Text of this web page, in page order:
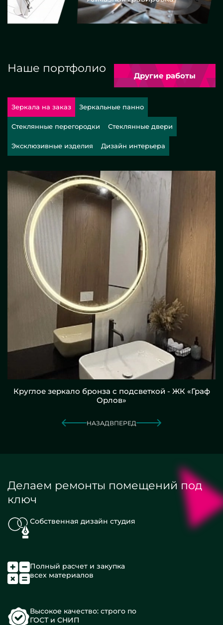
Наше портфолио
Другие работы
Зеркала на заказ Зеркальные панно
Стеклянные перегородки Стеклянные двери
Эксклюзивные изделия Дизайн интерьера
Круглое зеркало бронза с подсветкой - ЖК «Граф
Орлов»
НАЗАД ВПЕРЕД
Делаем ремонты помещений под
ключ
Собственная дизайн студия
Полный расчет и закупка
всех материалов
Высокое качество: строго по
ГОСТ и СНИП